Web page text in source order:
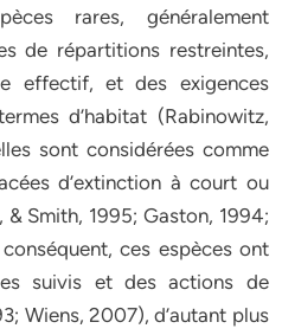
rares, généralement
de répartitions restreintes,
effectif, et des exigences
d’habitat (Rabinowitz,
sont considérées comme
d’extinction à court ou
Smith, 1995; Gaston, 1994;
ces espèces ont
suivis et des actions de
Wiens, 2007), d’autant plus